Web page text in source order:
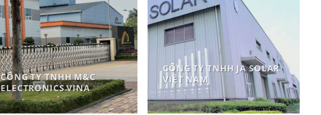
CÔNG TY TNHH M&C
ELECTRONICS VINA
CÔNG TY TNHH JA SOLAR
VIỆT NAM